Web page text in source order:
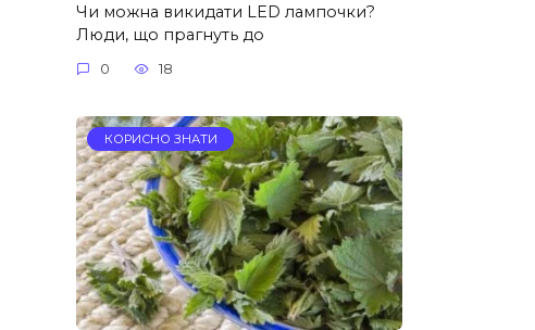
Чи можна викидати LED лампочки?
Люди, що прагнуть до
0 18
КОРИСНО ЗНАТИ